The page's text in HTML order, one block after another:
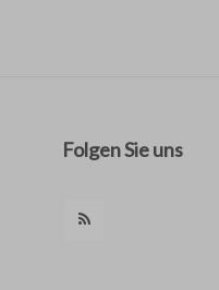
Folgen Sie uns